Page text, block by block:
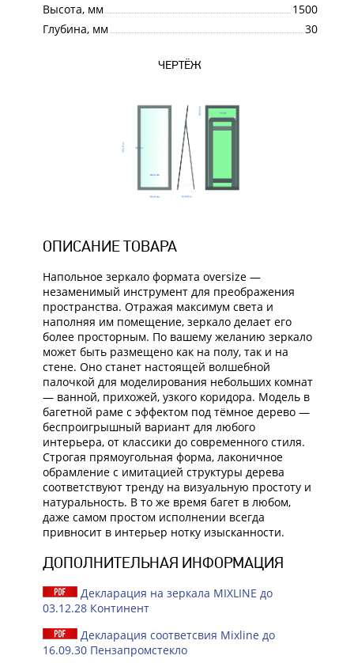
Высота, мм
1500
Глубина, мм
30
ЧЕРТЁЖ
ОПИСАНИЕ ТОВАРА
Напольное зеркало формата оversize —
незаменимый инструмент для преображения
пространства. Отражая максимум света и
наполняя им помещение, зеркало делает его
более просторным. По вашему желанию зеркало
может быть размещено как на полу, так и на
стене. Оно станет настоящей волшебной
палочкой для моделирования небольших комнат
— ванной, прихожей, узкого коридора. Модель в
багетной раме с эффектом под тёмное дерево —
беспроигрышный вариант для любого
интерьера, от классики до современного стиля.
Строгая прямоугольная форма, лаконичное
обрамление с имитацией структуры дерева
соответствуют тренду на визуальную простоту и
натуральность. В то же время багет в любом,
даже самом простом исполнении всегда
привносит в интерьер нотку изысканности.
ДОПОЛНИТЕЛЬНАЯ ИНФОРМАЦИЯ
Декларация на зеркала MIXLINE до
03.12.28 Континент
Декларация соответсвия Mixline до
16.09.30 Пензапромстекло